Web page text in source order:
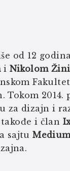
od 12
i Nikolom
Tokom 2014.
za dizajn i
i član
sajtu